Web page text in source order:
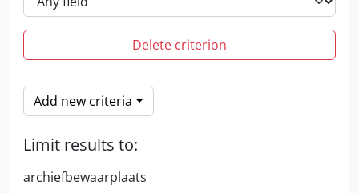
Delete criterion
Add new criteria
Limit results to:
archiefbewaarplaats